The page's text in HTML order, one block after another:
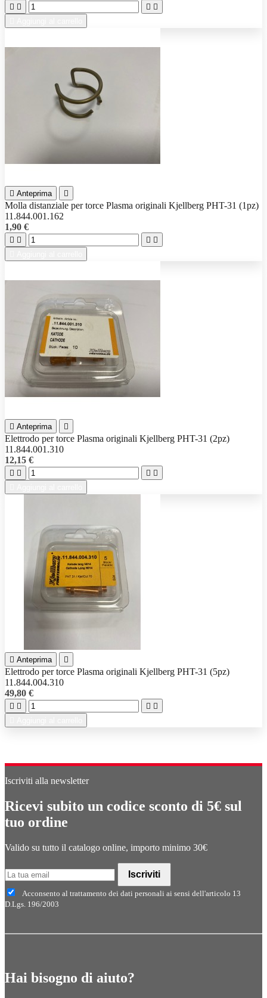
   
 Anteprima 
Molla distanziale per torce Plasma originali Kjellberg PHT-31 (1pz)
11.844.001.162
1,90 €
   
 Anteprima 
Elettrodo per torce Plasma originali Kjellberg PHT-31 (2pz)
11.844.001.310
12,15 €
   
 Anteprima 
Elettrodo per torce Plasma originali Kjellberg PHT-31 (5pz)
11.844.004.310
49,80 €
   
Iscriviti alla newsletter
Ricevi subito un codice sconto di 5€ sul
tuo ordine
Valido su tutto il catalogo online, importo minimo 30€
Iscriviti
Acconsento al trattamento dei dati personali ai sensi dell'articolo 13
D.Lgs. 196/2003
Hai bisogno di aiuto?